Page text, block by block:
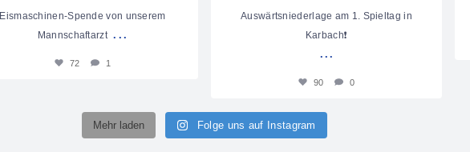
Eismaschinen-Spende von unserem
Mannschaftarzt ...
72 1
Auswärtsniederlage am 1. Spieltag in
Karbach❗️
...
90 0
Mehr laden Folge uns auf Instagram